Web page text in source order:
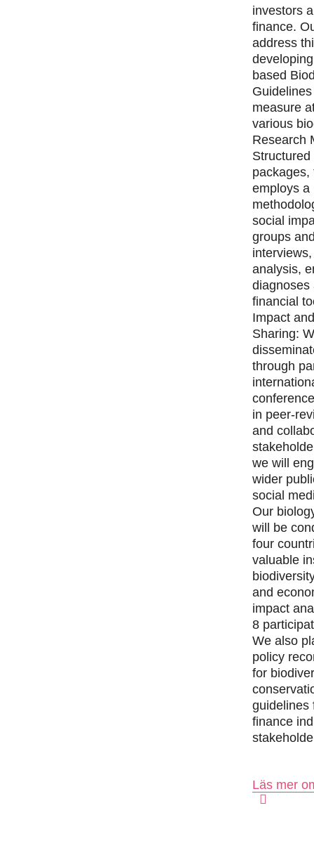
investors
finance.
address
based
measure
various
Research
packages,
employs a
social
groups
analysis,
diagnoses
financial
Impact
Sharing:
through
in peer-
and
we will
wider
social
Our
will be
four
valuable
and
impact
8
We also
policy
for
guidelines
finance
Läs mer